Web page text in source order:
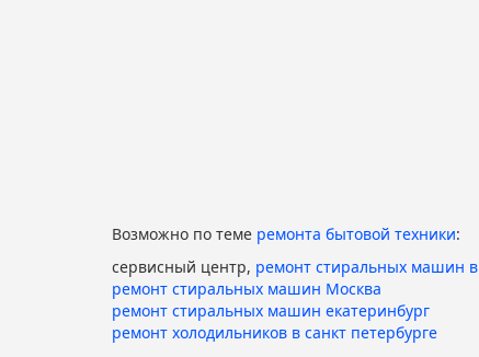
Возможно по теме ремонта бытовой техники:
сервисный центр, ремонт стиральных машин
ремонт стиральных машин Москва
ремонт стиральных машин екатеринбург
ремонт холодильников в санкт петербурге